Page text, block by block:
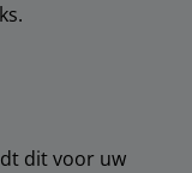
dit voor uw